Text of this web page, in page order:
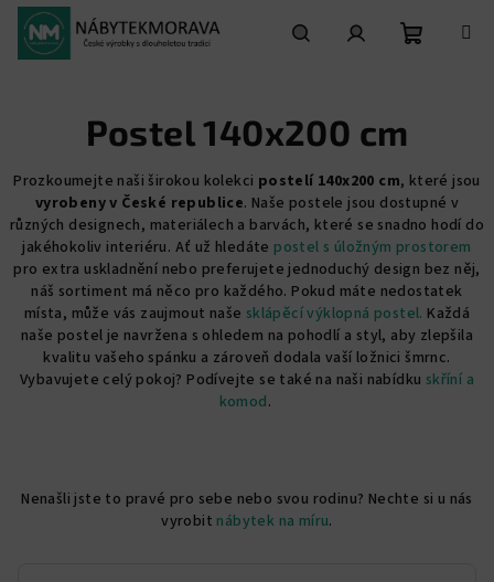
Přejít
obsah
Postel 140x200 cm
Prozkoumejte naši širokou kolekci postelí 140x200 cm, které jsou
vyrobeny v České republice. Naše postele jsou dostupné v
různých designech, materiálech a barvách, které se snadno hodí do
jakéhokoliv interiéru. Ať už hledáte postel s úložným prostorem
pro extra uskladnění nebo preferujete jednoduchý design bez něj,
náš sortiment má něco pro každého. Pokud máte nedostatek
místa, může vás zaujmout naše sklápěcí výklopná postel. Každá
naše postel je navržena s ohledem na pohodlí a styl, aby zlepšila
kvalitu vašeho spánku a zároveň dodala vaší ložnici šmrnc.
Vybavujete celý pokoj? Podívejte se také na naši nabídku skříní a
komod.
Nenašli jste to pravé pro sebe nebo svou rodinu? Nechte si u nás
vyrobit nábytek na míru.